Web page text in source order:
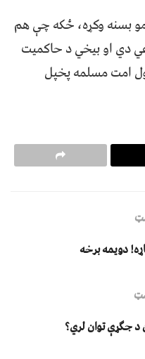
بسنه وکړه، ځکه چې هم
دي او بیخي د حاکمیت
امت مسلمه پخپل
دویمه برخه
د جګړې توان لري؟